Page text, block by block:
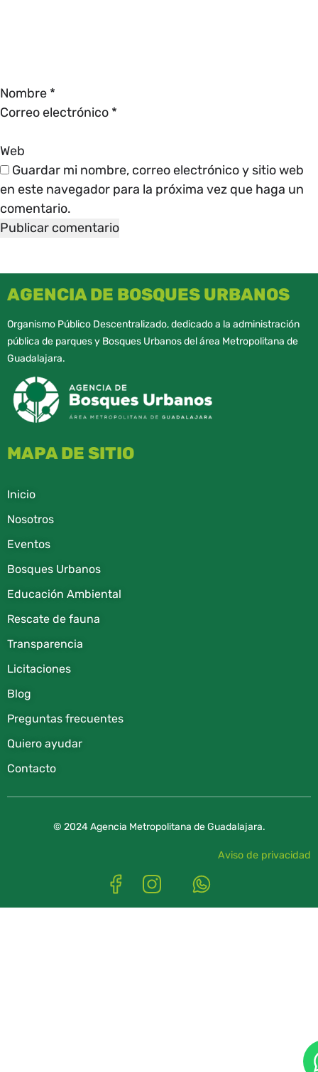
Nombre *
Correo electrónico *
Web
Guardar mi nombre, correo electrónico y sitio web
en este navegador para la próxima vez que haga un
comentario.
AGENCIA DE BOSQUES URBANOS
Organismo Público Descentralizado, dedicado a la administración
pública de parques y Bosques Urbanos del área Metropolitana de
Guadalajara.
MAPA DE SITIO
Inicio
Nosotros
Eventos
Bosques Urbanos
Educación Ambiental
Rescate de fauna​
Transparencia
Licitaciones
Blog
Preguntas frecuentes
Quiero ayudar
Contacto
© 2024 Agencia Metropolitana de Guadalajara.
Aviso de privacidad